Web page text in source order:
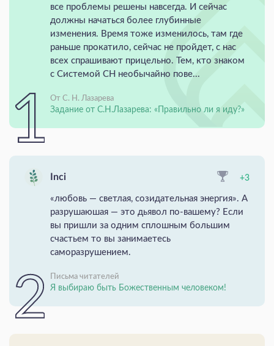
все проблемы решены навсегда. И сейчас
должны начаться более глубинные
изменения. Время тоже изменилось, там где
раньше прокатило, сейчас не пройдет, с нас
всех спрашивают прицельно. Тем, кто знаком
с Системой СН необычайно пове...
От С. Н. Лазарева
Задание от С.Н.Лазарева: «Правильно ли я иду?»
Inci +3
«любовь — светлая, созидательная энергия». А
разрушаюшая — это дьявол по-вашему? Если
вы пришли за одним сплошным большим
счастьем то вы занимаетесь
саморазрушением.
Письма читателей
Я выбираю быть Божественным человеком!